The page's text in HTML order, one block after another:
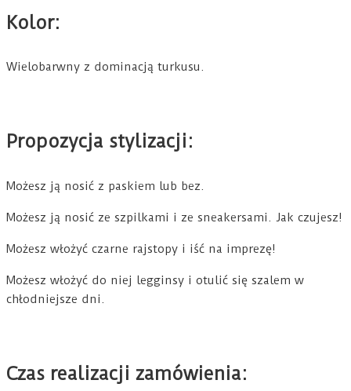
Kolor:
Wielobarwny z dominacją turkusu.
Propozycja stylizacji:
Możesz ją nosić z paskiem lub bez.
Możesz ją nosić ze szpilkami i ze sneakersami. Jak czujesz!
Możesz włożyć czarne rajstopy i iść na imprezę!
Możesz włożyć do niej legginsy i otulić się szalem w
chłodniejsze dni.
Czas realizacji zamówienia: